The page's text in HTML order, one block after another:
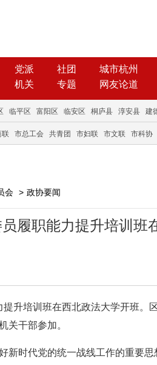
党派 社团
城市杭州
机关
专题 网友论道
临平区 富阳区 临安区 桐庐县 淳安县 建
联 市总工会 共青团 市妇联 市文联 市科协
会 > 政协要闻
履职能力提升培训班
升培训班在西北政法大学开班。
关干部参加。
新时代党的统一战线工作的重要